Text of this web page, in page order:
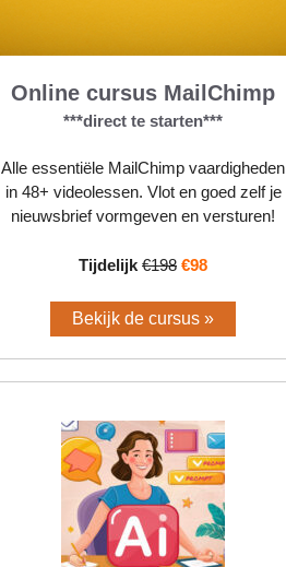
Online cursus MailChimp
***direct te starten***
Alle essentiële MailChimp vaardigheden
in 48+ videolessen. Vlot en goed zelf je
nieuwsbrief vormgeven en versturen!
Tijdelijk €198 €98
Bekijk de cursus »